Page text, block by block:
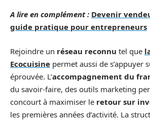
A lire en complément : Devenir
guide pratique pour entrepreneurs
Rejoindre un réseau reconnu tel que
Ecocuisine permet aussi de s’appuyer
éprouvée. L’accompagnement du
du savoir-faire, des outils marketing
concourt à maximiser le retour sur
les premières années d’activité. La